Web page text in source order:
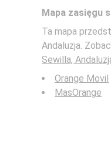
Mapa zasięgu
Ta mapa
Andaluzja.
Sewilla,
Orange Movil
MasOrange